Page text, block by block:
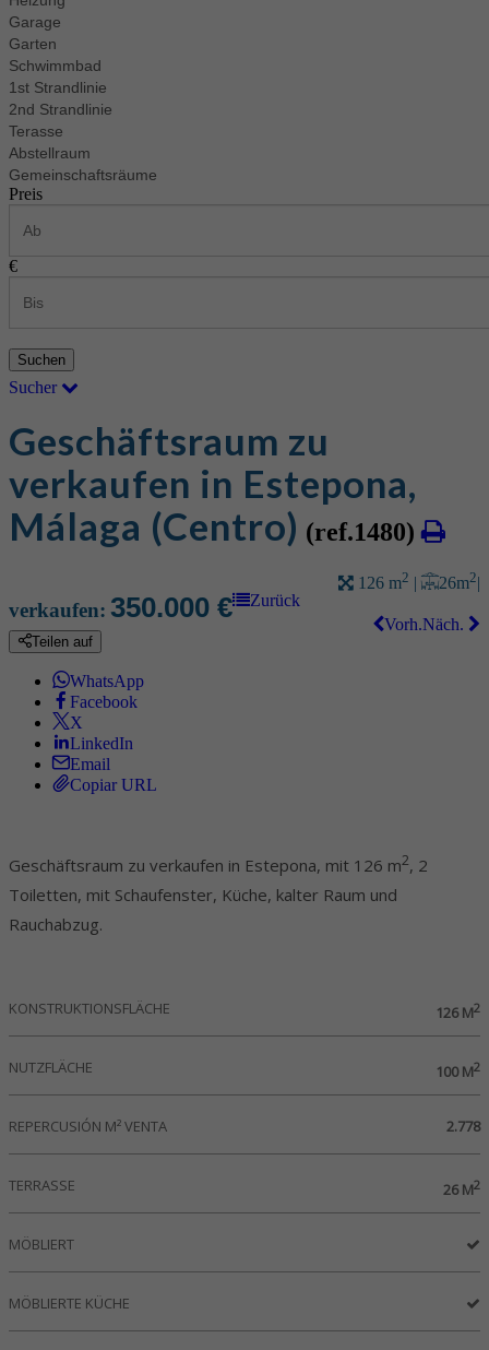
Garage
Garten
Schwimmbad
1st Strandlinie
2nd Strandlinie
Terasse
Abstellraum
Gemeinschaftsräume
Preis
€
Suchen
Sucher
Geschäftsraum zu
verkaufen in Estepona,
Málaga (Centro) (ref.1480)
126 m2 | 26 m2|
verkaufen: 350.000 €
Zurück
Näch.
Vorh.
Teilen auf
WhatsApp
Facebook
X
LinkedIn
Email
Copiar URL
Geschäftsraum zu verkaufen in Estepona, mit 126 m2, 2
Toiletten, mit Schaufenster, Küche, kalter Raum und
Rauchabzug.
KONSTRUKTIONSFLÄCHE 126 M2
NUTZFLÄCHE 100 M2
REPERCUSIÓN M² VENTA 2.778
TERRASSE 26 M2
MÖBLIERT
MÖBLIERTE KÜCHE